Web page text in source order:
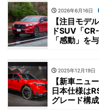
2026年6月16日
【注目モデ
ドSUV「
「感動」を
2025年12月19日
【新車ニュ
日本仕様は
グレード構